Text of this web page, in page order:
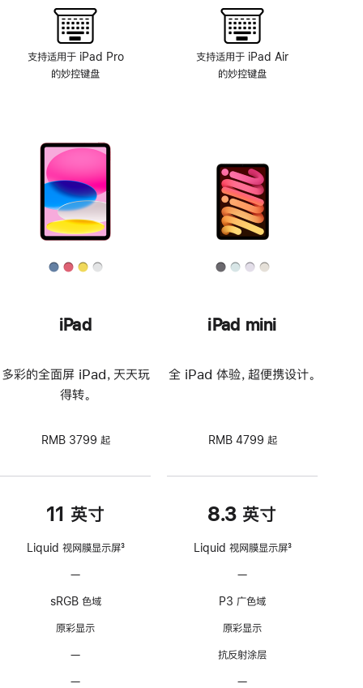
支持适用于 iPad Pro
的妙控键盘
支持适用于 iPad Air
的妙控键盘
iPad
多彩的全面屏 iPad，天天玩
得转。
RMB 3799 起
11 英寸
Liquid 视网膜显示屏3
—
持
ProMotion
sRGB 色域
原彩显示
—
—
iPad mini
全 iPad 体验，超便携设计。
RMB 4799 起
8.3 英寸
Liquid 视网膜显示屏3
—
持
ProMotion
适
P3 广色域
原彩显示
抗反射涂层
—